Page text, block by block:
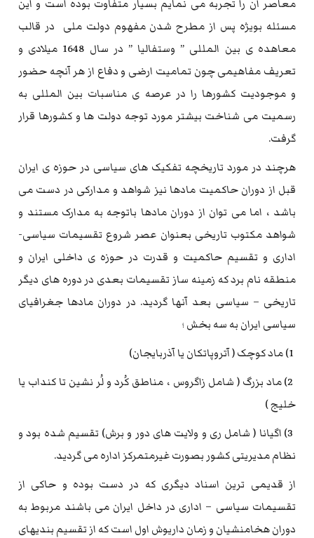
معاصر آن را تجربه می نمایم بسیار متفاوت بوده است و این
مسئله بویژه پس از مطرح شدن مفهوم دولت ملی در قالب
معاهده ی بین المللی ” وستفالیا ” در سال 1648 میلادی و
تعریف مفاهیمی چون تمامیت ارضی و دفاع از هر آنچه حضور
و موجودیت کشورها را در عرصه ی مناسبات بین المللی به
رسمیت می شناخت بیشتر مورد توجه دولت ها و کشورها قرار
گرفت.
هرچند در مورد تاریخچه تفکیک های سیاسی در حوزه ی ایران
قبل از دوران حاکمیت مادها نیز شواهد و مدارکی در دست می
باشد ، اما می توان از دوران مادها باتوجه به مدارک مستند و
شواهد مکتوب تاریخی بعنوان عصر شروع تقسیمات سیاسی-
اداری و تقسیم حاکمیت و قدرت در حوزه ی داخلی ایران و
منطقه نام برد که زمینه ساز تقسیمات بعدی در دوره های دیگر
تاریخی – سیاسی بعد آنها گردید. در دوران مادها جغرافیای
سیاسی ایران به سه بخش ؛
2) ماد بزرگ ( شامل زاگروس ، مناطق کُرد و لُر نشین تا کنداب یا
خلیج )
3) اگیانا ( شامل ری و ولایت های دور و برش) تقسیم شده بود و
نظام مدیریتی کشور بصورت غیرمتمرکز اداره می گردید.
از قدیمی ترین اسناد دیگری که در دست بوده و حاکی از
تقسیمات سیاسی – اداری در داخل ایران می باشند مربوط به
دوران هخامنشیان و زمان داریوش اول است که از تقسیم بندیهای